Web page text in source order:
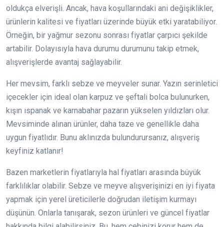
oldukça elverişli. Ancak, hava koşullarındaki ani değişiklikler,
ürünlerin kalitesi ve fiyatları üzerinde büyük etki yaratabiliyor.
Örneğin, bir yağmur sezonu sonrası fiyatlar çarpıcı şekilde
artabilir. Dolayısıyla hava durumu durumunu takip etmek,
alışverişlerde avantaj sağlayabilir.
Her mevsim, farklı sebze ve meyveler sunar. Yazın serinletici
içecekler için ideal olan karpuz ve şeftali bolca bulunurken,
kışın ıspanak ve karnabahar pazarın yükselen yıldızları olur.
Mevsiminde alınan ürünler, daha taze ve genellikle daha
uygun fiyatlıdır. Bunu aklınızda bulundurursanız, alışveriş
keyfiniz katlanır!
Bazen marketlerin fiyatlarıyla hal fiyatları arasında büyük
farklılıklar olabilir. Sebze ve meyve alışverişinizi en iyi fiyata
yapmak için yerel üreticilerle doğrudan iletişim kurmayı
düşünün. Onlarla tanışarak, sezon ürünleri ve güncel fiyatlar